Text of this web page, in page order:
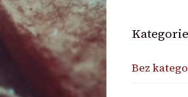
Kategorie
Bez